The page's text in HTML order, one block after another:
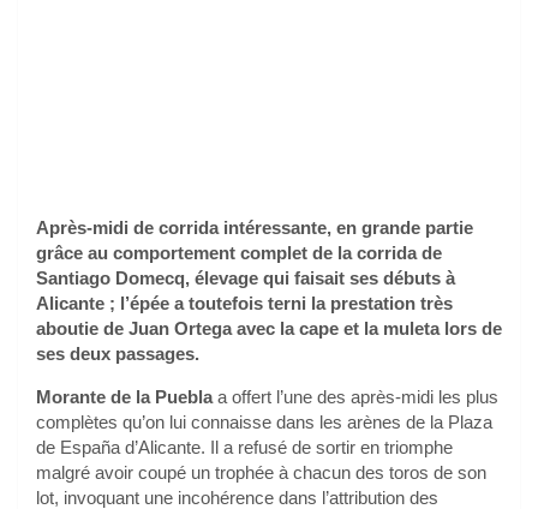
Après-midi de corrida intéressante, en grande partie
grâce au comportement complet de la corrida de
Santiago Domecq, élevage qui faisait ses débuts à
Alicante ; l’épée a toutefois terni la prestation très
aboutie de Juan Ortega avec la cape et la muleta lors de
ses deux passages.
Morante de la Pueblaa offert l’une des après-midi les plus
complètes qu’on lui connaisse dans les arènes de la Plaza
de España d’Alicante. Il a refusé de sortir en triomphe
malgré avoir coupé un trophée à chacun des toros de son
lot, invoquant une incohérence dans l’attribution des